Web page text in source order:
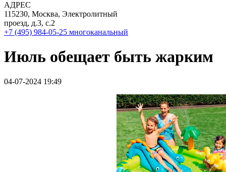
АДРЕС
115230, Москва, Электролитный
проезд, д.3, с.2
+7 (495) 984-05-25 многоканальный
Июль обещает быть жарким
04-07-2024 19:49